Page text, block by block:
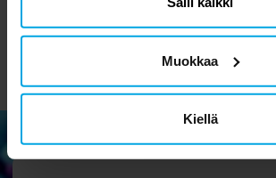
Muokkaa
Kiellä